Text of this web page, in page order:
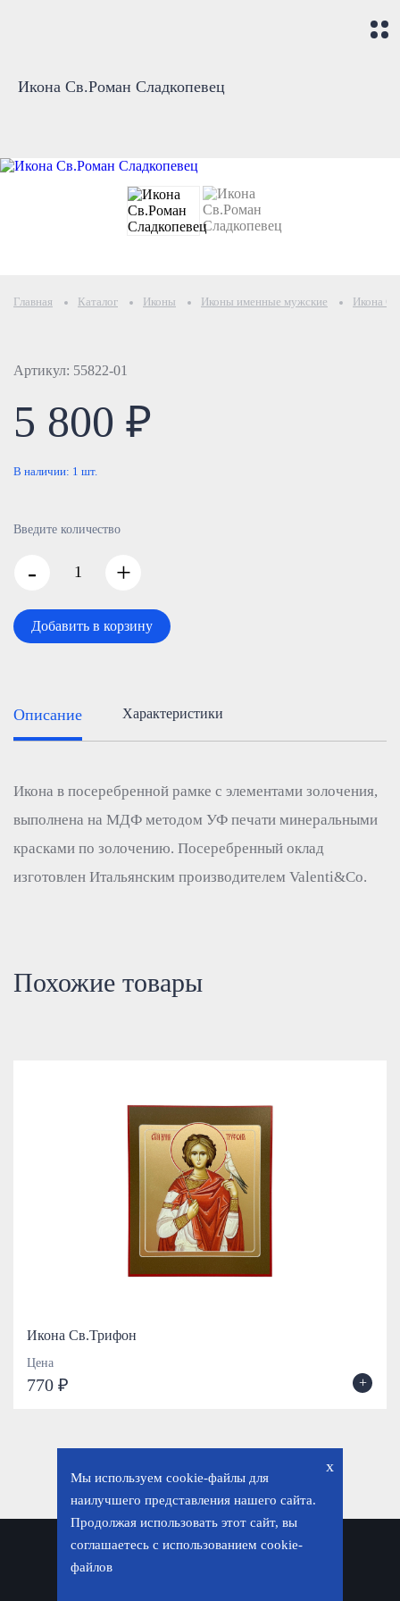
Икона Св.Роман Сладкопевец
Главная Каталог Иконы Иконы именные мужские Икона
Артикул: 55822-01
5 800 ₽
В наличии: 1 шт.
Введите количество
- +
Добавить в корзину
Описание Характеристики
Икона в посеребренной рамке с элементами золочения,
выполнена на МДФ методом УФ печати минеральными
красками по золочению. Посеребренный оклад
изготовлен Итальянским производителем Valenti&Co.
Похожие товары
Икона Св.Трифон
Цена
770 ₽ +
x
Мы используем cookie-файлы для
наилучшего представления нашего сайта.
Продолжая использовать этот сайт, вы
соглашаетесь с использованием cookie-
файлов